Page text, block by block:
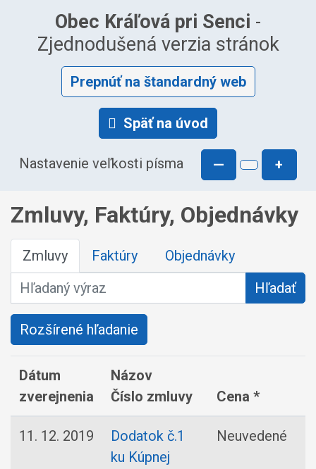
Obec Kráľová pri Senci -
Zjednodušená verzia stránok
Prepnúť na štandardný web
Späť na úvod
Nastavenie veľkosti písma — +
Zmluvy, Faktúry, Objednávky
Zmluvy Faktúry
Objednávky
Hľadaný výraz
Hľadať
Rozšírené hľadanie
Dátum
zverejnenia
Názov
Číslo zmluvy
Cena *
11. 12. 2019
Dodatok č.1
ku Kúpnej
Neuvedené